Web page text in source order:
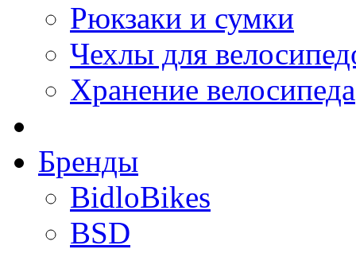
Рюкзаки и сумки
Чехлы для
Хранение велосипеда
Бренды
BidloBikes
BSD